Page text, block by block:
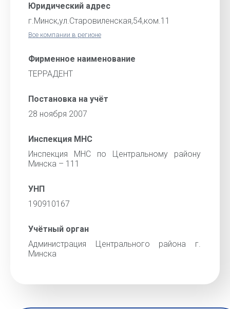
Юридический адрес
г.Минск,ул.Старовиленская,54,ком.11
Все компании в регионе
Фирменное наименование
ТЕРРАДЕНТ
Постановка на учёт
28 ноября 2007
Инспекция МНС
Инспекция МНС по Центральному району
Минска – 111
УНП
190910167
Учётный орган
Администрация Центрального района г.
Минска